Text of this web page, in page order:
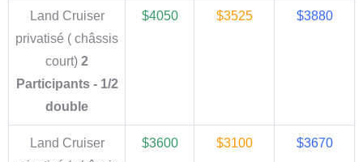
Land Cruiser
privatisé ( châssis
court) 2
Participants - 1/2
double
$4050 $3525 $3880
Land Cruiser
$3600 $3100 $3670